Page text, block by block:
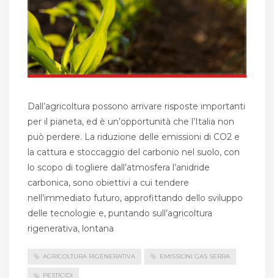
Dall’agricoltura possono arrivare risposte importanti
per il pianeta, ed è un’opportunità che l’Italia non
può perdere. La riduzione delle emissioni di CO2 e
la cattura e stoccaggio del carbonio nel suolo, con
lo scopo di togliere dall’atmosfera l’anidride
carbonica, sono obiettivi a cui tendere
nell’immediato futuro, approfittando dello sviluppo
delle tecnologie e, puntando sull’agricoltura
rigenerativa, lontana
AGRICOLTURA RIGENERATIVA EMISSIONI GAS SERRA
PESTICIDI